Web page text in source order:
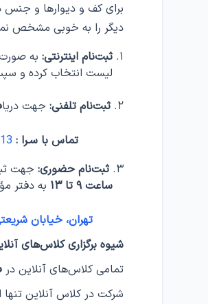
برای کف و دیوارها و جنس
دیگر را به خوبی مشخص
ثبت‌نام اینترنتی: به صورت
لیست انتخاب کرده و
ثبت‌نام تلفنی: جهت
تماس با سـرا :
ثبت‌نام حضوری: جهت
ساعت ۹ تا ۱۳
به دفتر
تهران، خیابان شریعتی،
شیوه برگزاری کلاس‌های
تمامی کلاس‌های آنلاین
شرکت در کلاس‌ آنلاین